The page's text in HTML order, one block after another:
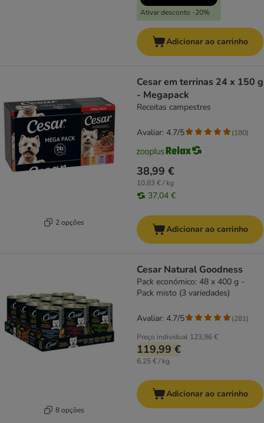
Ativar desconto -20%
Adicionar ao carrinho
2 opções
Cesar em terrinas 24 x 150 g
- Megapack
Receitas campestres
38,99 €
10,83 € / kg
37,04 €
Avaliar: 4.7/5 (180)
Adicionar ao carrinho
8 opções
Cesar Natural Goodness
Pack económico: 48 x 400 g -
Pack misto (3 variedades)
Preço individual 123,96 €
119,99 €
6,25 € / kg
Avaliar: 4.7/5 (281)
Adicionar ao carrinho